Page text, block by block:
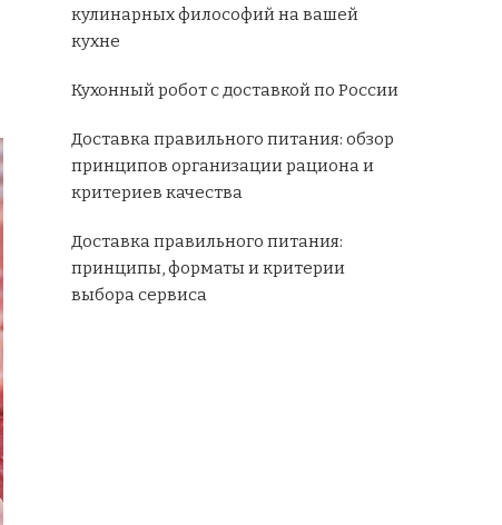
кулинарных философий на вашей
кухне
Кухонный робот с доставкой по России
Доставка правильного питания: обзор
принципов организации рациона и
критериев качества
Доставка правильного питания:
принципы, форматы и критерии
выбора сервиса